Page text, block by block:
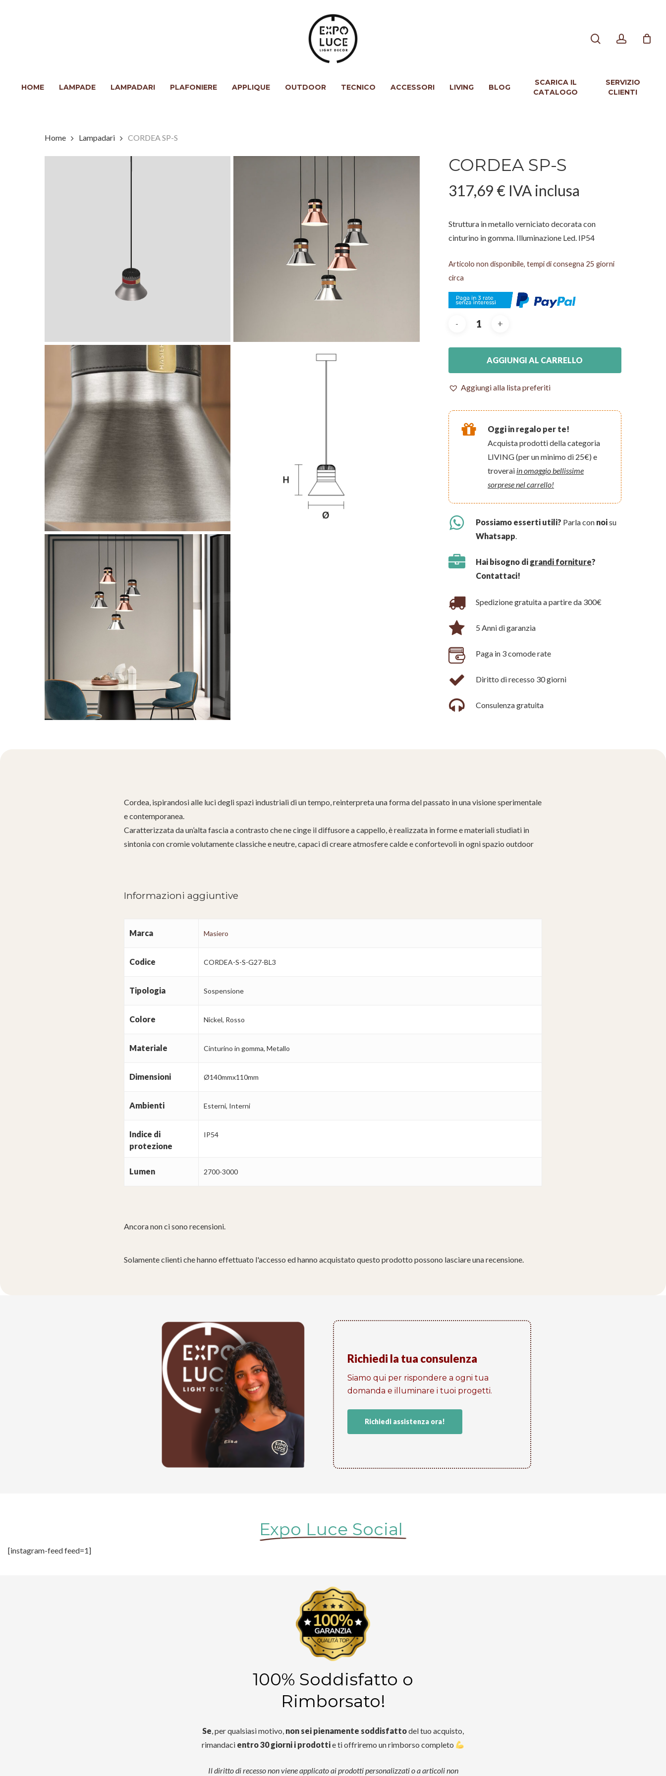
Clicca INVIO per cercare o ESC per chiudere
HOME LAMPADE LAMPADARI PLAFONIERE APPLIQUE OUTDOOR TECNICO ACCESSORI LIVING BLOG
SCARICA IL
CATALOGO
SERVIZIO
CLIENTI
Home Lampadari CORDEA SP-S
CORDEA SP-S
317,69 € IVA inclusa
Struttura in metallo verniciato decorata con
cinturino in gomma. Illuminazione Led. IP54
Articolo non disponibile, tempi di consegna 25 giorni
circa
AGGIUNGI AL CARRELLO
Aggiungi alla lista preferiti
Oggi in regalo per te!
Acquista prodotti della categoria
LIVING (per un minimo di 25€) e
troverai in omaggio bellissime
sorprese nel carrello!
Possiamo esserti utili? Parla con noisu
Whatsapp.
Hai bisogno di grandi forniture?
Contattaci!
Spedizione gratuita a partire da 300€
5 Anni di garanzia
Paga in 3 comode rate
Diritto di recesso 30 giorni
Consulenza gratuita
Cordea, ispirandosi alle luci degli spazi industriali di un tempo, reinterpreta una forma del passato in una visione sperimentale
e contemporanea.
Caratterizzata da un’alta fascia a contrasto che ne cinge il diffusore a cappello, è realizzata in forme e materiali studiati in
sintonia con cromie volutamente classiche e neutre, capaci di creare atmosfere calde e confortevoli in ogni spazio outdoor
Informazioni aggiuntive
Marca Masiero
Codice CORDEA-S-S-G27-BL3
Tipologia Sospensione
Colore Nickel, Rosso
Materiale Cinturino in gomma, Metallo
Dimensioni Ø140mmx110mm
Ambienti Esterni, Interni
Indice di
protezione
IP54
Lumen 2700-3000
Ancora non ci sono recensioni.
Solamente clienti che hanno effettuato l'accesso ed hanno acquistato questo prodotto possono lasciare una recensione.
Richiedi la tua consulenza
Siamo qui per rispondere a ogni tua
domanda e illuminare i tuoi progetti​.
Richiedi assistenza ora!
Expo Luce Social
[instagram-feed feed=1]
100% Soddisfatto o
Rimborsato!
Se, per qualsiasi motivo, non sei pienamente soddisfattodel tuo acquisto,
rimandaci entro 30 giorni i prodottie ti offriremo un rimborso completo
Il diritto di recesso non viene applicato ai prodotti personalizzati o a articoli non